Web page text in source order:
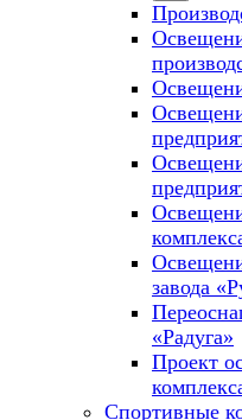
завода
«Радуга»
Проект
Спортивные